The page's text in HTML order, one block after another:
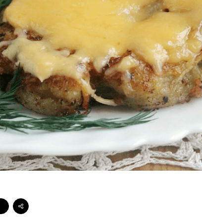
Стейки Оссобуко
Стейки Шатобриан
Стейки из птицы
Стейки свиные
Стейки Спешл
Стейк Боксы